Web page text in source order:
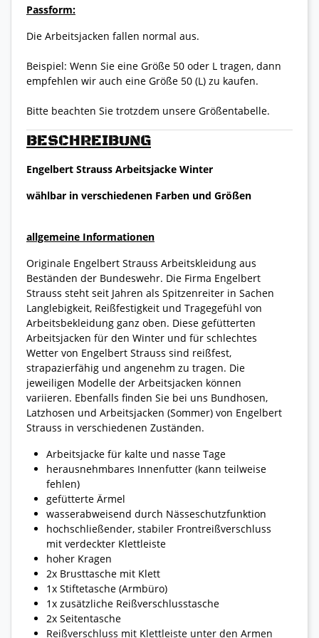
BESCHREIBUNG
Engelbert Strauss Arbeitsjacke Winter
wählbar in verschiedenen Farben und Größen
allgemeine Informationen
Originale Engelbert Strauss Arbeitskleidung aus
Beständen der Bundeswehr. Die Firma Engelbert
Strauss steht seit Jahren als Spitzenreiter in Sachen
Langlebigkeit, Reißfestigkeit und Tragegefühl von
Arbeitsbekleidung ganz oben. Diese gefütterten
Arbeitsjacken für den Winter und für schlechtes
Wetter von Engelbert Strauss sind reißfest,
strapazierfähig und angenehm zu tragen. Die
jeweiligen Modelle der Arbeitsjacken können
variieren. Ebenfalls finden Sie bei uns Bundhosen,
Latzhosen und Arbeitsjacken (Sommer) von Engelbert
Strauss in verschiedenen Zuständen.
Arbeitsjacke für kalte und nasse Tage
herausnehmbares Innenfutter (kann teilweise
fehlen)
gefütterte Ärmel
wasserabweisend durch Nässeschutzfunktion
hochschließender, stabiler Frontreißverschluss
mit verdeckter Klettleiste
hoher Kragen
2x Brusttasche mit Klett
1x Stiftetasche (Armbüro)
1x zusätzliche Reißverschlusstasche
2x Seitentasche
Reißverschluss mit Klettleiste unter den Armen
Passform:
Die Arbeitsjacken fallen normal aus.
Beispiel: Wenn Sie eine Größe 50 oder L tragen, dann
empfehlen wir auch eine Größe 50 (L) zu kaufen.
Bitte beachten Sie trotzdem unsere Größentabelle.